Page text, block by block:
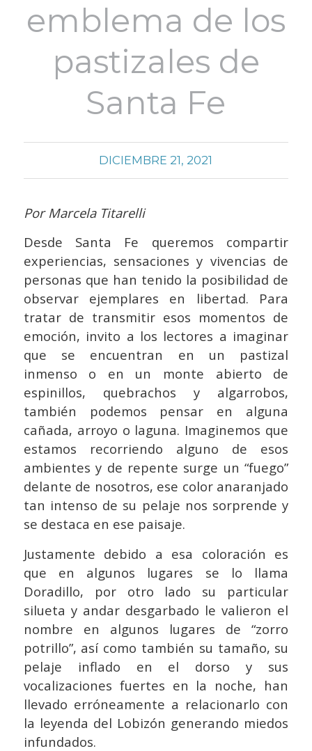
emblema de los
pastizales de
Santa Fe
DICIEMBRE 21, 2021
Por Marcela Titarelli
Desde Santa Fe queremos compartir
experiencias, sensaciones y vivencias de
personas que han tenido la posibilidad de
observar ejemplares en libertad. Para
tratar de transmitir esos momentos de
emoción, invito a los lectores a imaginar
que se encuentran en un pastizal
inmenso o en un monte abierto de
espinillos, quebrachos y algarrobos,
también podemos pensar en alguna
cañada, arroyo o laguna. Imaginemos que
estamos recorriendo alguno de esos
ambientes y de repente surge un “fuego”
delante de nosotros, ese color anaranjado
tan intenso de su pelaje nos sorprende y
se destaca en ese paisaje.
Justamente debido a esa coloración es
que en algunos lugares se lo llama
Doradillo, por otro lado su particular
silueta y andar desgarbado le valieron el
nombre en algunos lugares de “zorro
potrillo”, así como también su tamaño, su
pelaje inflado en el dorso y sus
vocalizaciones fuertes en la noche, han
llevado erróneamente a relacionarlo con
la leyenda del Lobizón generando miedos
infundados.